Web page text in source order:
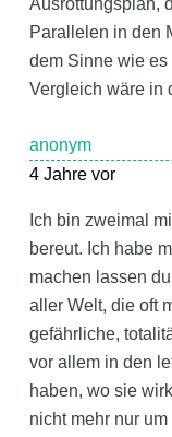
Parallelen in den
dem Sinne wie
Vergleich wäre in
anonym
4 Jahre vor
Ich bin zweimal
bereut. Ich habe
machen lassen
aller Welt, die oft
gefährliche,
vor allem in den
haben, wo sie
nicht mehr nur